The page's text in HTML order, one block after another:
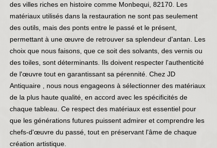
des villes riches en histoire comme Monbequi, 82170. Les
matériaux utilisés dans la restauration ne sont pas seulement
des outils, mais des ponts entre le passé et le présent,
permettant à une œuvre de retrouver sa splendeur d'antan. Les
choix que nous faisons, que ce soit des solvants, des vernis ou
des toiles, sont déterminants. Ils doivent respecter l'authenticité
de l'œuvre tout en garantissant sa pérennité. Chez JD
Antiquaire , nous nous engageons à sélectionner des matériaux
de la plus haute qualité, en accord avec les spécificités de
chaque tableau. Ce respect des matériaux est essentiel pour
que les générations futures puissent admirer et comprendre les
chefs-d'œuvre du passé, tout en préservant l'âme de chaque
création artistique.